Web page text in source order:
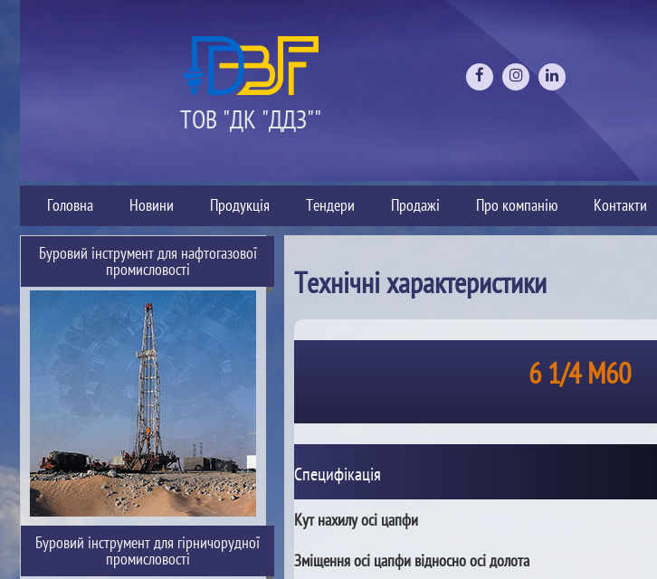
ТОВ "ДК "ДДЗ""
Головна Новини Продукція Тендери Продажі Про компанію Контакти
Буровий інструмент для нафтогазової
промисловості
Буровий інструмент для гірничорудної
промисловості
Технічні характеристики
6 1/4 M60
Специфікація
Кут нахилу осі цапфи
Зміщення осі цапфи відносно осі долота